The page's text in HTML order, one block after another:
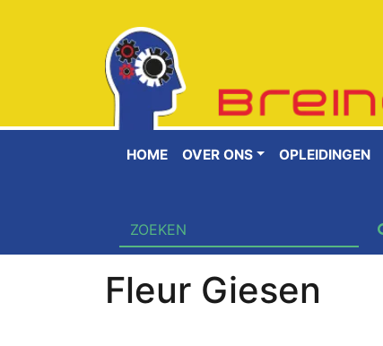
HOME OVER ONS OPLEIDINGEN
Fleur Giesen